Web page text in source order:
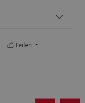
Teilen